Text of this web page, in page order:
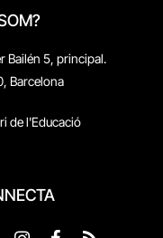
Bailén 5, principal.
Barcelona
de l'Educació